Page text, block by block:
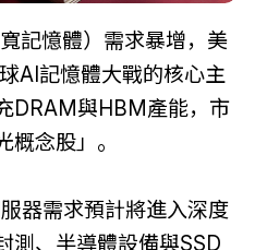
記憶體）需求暴增，美
AI記憶體大戰的核心主
DRAM與HBM產能，市
念股」。
器需求預計將進入深度
測、半導體設備與SSD